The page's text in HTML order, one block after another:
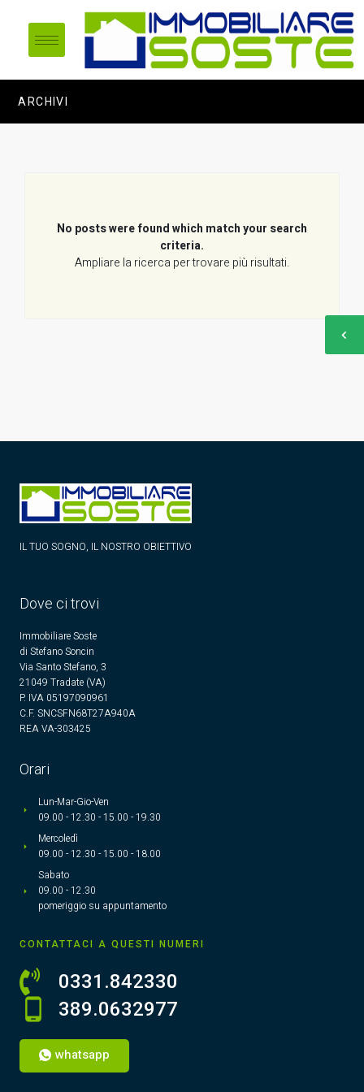
ARCHIVI
No posts were found which match your search
criteria.
Ampliare la ricerca per trovare più risultati.
IL TUO SOGNO, IL NOSTRO OBIETTIVO
Dove ci trovi
Immobiliare Soste
di Stefano Soncin
Via Santo Stefano, 3
21049 Tradate (VA)
P. IVA 05197090961
C.F. SNCSFN68T27A940A
REA VA-303425
Orari
Lun-Mar-Gio-Ven
09.00 - 12.30 - 15.00 - 19.30
Mercoledì
09.00 - 12.30 - 15.00 - 18.00
Sabato
09.00 - 12.30
pomeriggio su appuntamento
CONTATTACI A QUESTI NUMERI
0331.842330
389.0632977
whatsapp